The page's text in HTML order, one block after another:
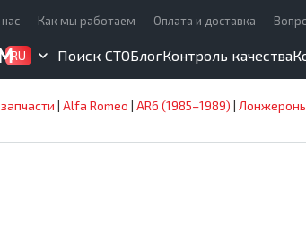
Как мы работаем Оплата и доставка
RU Поиск СТОБлогКонтроль качества
| Alfa Romeo | AR6 (1985–1989) |